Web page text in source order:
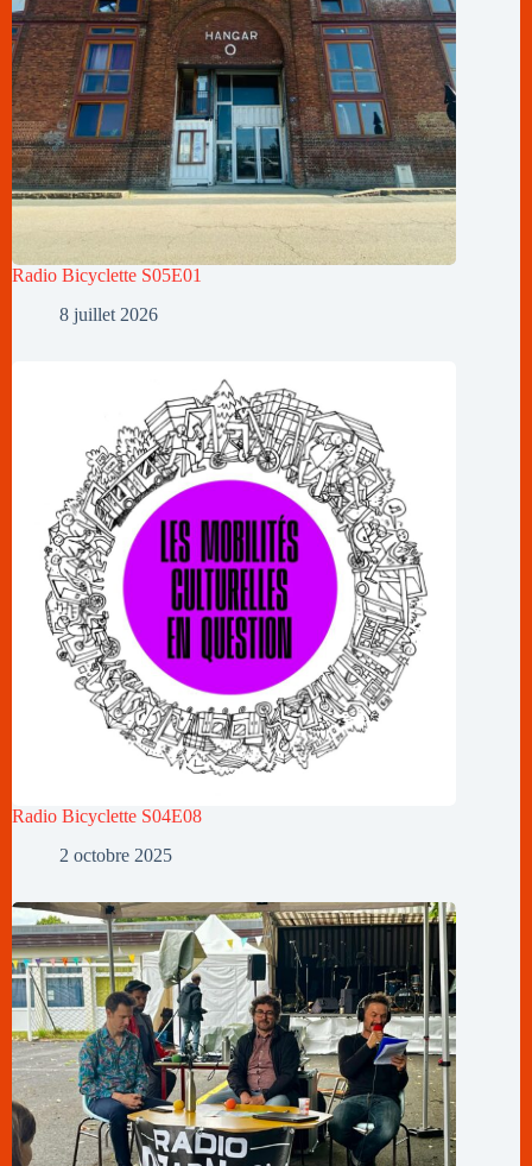
Radio Bicyclette S05E01
8 juillet 2026
Radio Bicyclette S04E08
2 octobre 2025